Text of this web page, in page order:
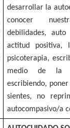
desarrollar la
conocer
debilidades,
actitud positiva,
psicoterapia,
medio de la
escribiendo,
sientes, no
autocompasivo/a